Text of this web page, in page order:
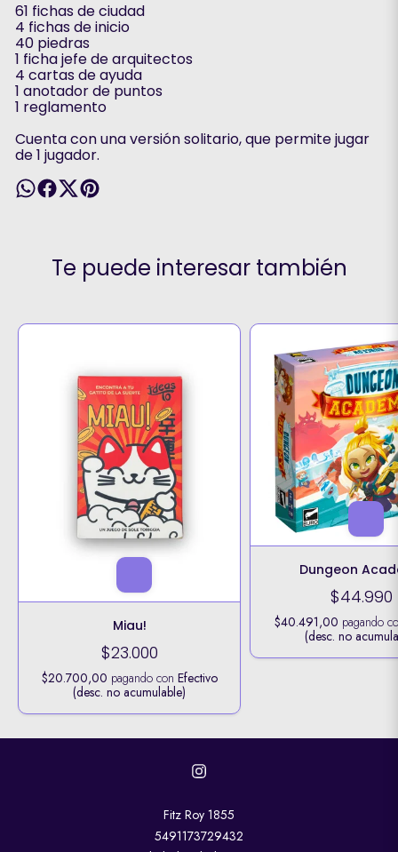
61 fichas de ciudad
4 fichas de inicio
40 piedras
1 ficha jefe de arquitectos
4 cartas de ayuda
1 anotador de puntos
1 reglamento
Cuenta con una versión solitario, que permite jugar
de 1 jugador.
Te puede interesar también
Miau!
$23.000
$20.700,00 pagando con Efectivo
(desc. no acumulable)
Dungeon
$44.990
$40.491,00 pagando
(desc. no
Fitz Roy 1855
5491173729432